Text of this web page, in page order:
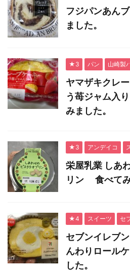
フジパンあん
ました。
★3 パン 山崎製
ヤマザキクレ
う苺ジャム入
みました。
★3 アンデイコ
栄屋乳業 しあ
リン 食べてみ
★4 スイーツ セ
セブンイレブ
んわりロール
した。